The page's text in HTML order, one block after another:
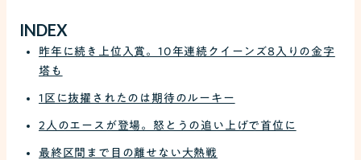
INDEX
昨年に続き上位入賞。10年連続クイーンズ8入りの金字
塔も
1区に抜擢されたのは期待のルーキー
2人のエースが登場。怒とうの追い上げで首位に
最終区間まで目の離せない大熱戦